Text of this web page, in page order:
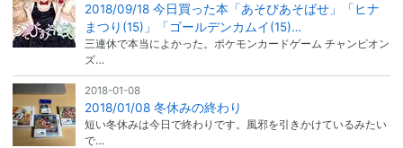
2018/09/18 今日買った本「あそびあそばせ」「ヒナ
まつり(15)」「ゴールデンカムイ(15)…
三連休で本当によかった。ポケモンカードゲーム チャンピオン
ズ…
2018-01-08
2018/01/08 冬休みの終わり
短い冬休みは今日で終わりです。風邪を引きかけているみたい
で…